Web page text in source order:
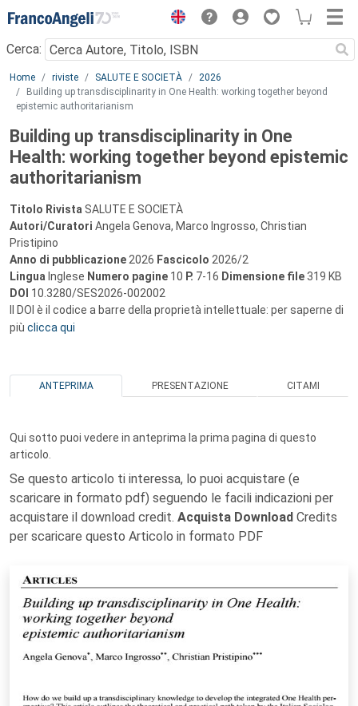
Menu
Cerca:
Main content
Home riviste SALUTE E SOCIETÀ
2026
Building up transdisciplinarity in One Health: working together beyond
epistemic authoritarianism
Building up transdisciplinarity in One
Health: working together beyond epistemic
authoritarianism
Titolo Rivista SALUTE E SOCIETÀ
Autori/Curatori Angela Genova, Marco Ingrosso, Christian
Pristipino
Anno di pubblicazione 2026 Fascicolo 2026/2
Lingua Inglese Numero pagine 10 P. 7-16 Dimensione file 319 KB
DOI 10.3280/SES2026-002002
Il DOI è il codice a barre della proprietà intellettuale: per saperne di
più clicca qui
ANTEPRIMA PRESENTAZIONE CITAMI
Qui sotto puoi vedere in anteprima la prima pagina di questo
articolo.
Se questo articolo ti interessa, lo puoi acquistare (e
scaricare in formato pdf) seguendo le facili indicazioni per
acquistare il download credit. Acquista Download Credits
per scaricare questo Articolo in formato PDF